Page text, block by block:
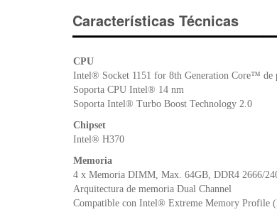
Características Técnicas
CPU
Intel® Socket 1151 for 8th Generation Core™ de
Soporta CPU Intel® 14 nm
Soporta Intel® Turbo Boost Technology 2.0
Chipset
Intel® H370
Memoria
4 x Memoria DIMM, Max. 64GB, DDR4 2666/
Arquitectura de memoria Dual Channel
Compatible con Intel® Extreme Memory Profile